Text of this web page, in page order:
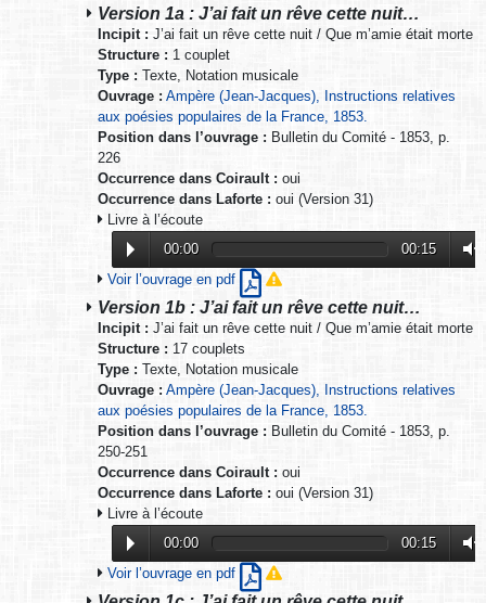
Version 1a : J’ai fait un rêve cette nuit…
Incipit : J’ai fait un rêve cette nuit / Que m’amie était morte
Structure : 1 couplet
Type : Texte, Notation musicale
Ouvrage : Ampère (Jean-Jacques), Instructions relatives
aux poésies populaires de la France, 1853.
Position dans l’ouvrage : Bulletin du Comité - 1853, p.
226
Occurrence dans Coirault : oui
Occurrence dans Laforte : oui (Version 31)
Livre à l’écoute
00:00
00:15
Voir l’ouvrage en pdf
Version 1b : J’ai fait un rêve cette nuit…
Incipit : J’ai fait un rêve cette nuit / Que m’amie était morte
Structure : 17 couplets
Type : Texte, Notation musicale
Ouvrage : Ampère (Jean-Jacques), Instructions relatives
aux poésies populaires de la France, 1853.
Position dans l’ouvrage : Bulletin du Comité - 1853, p.
250-251
Occurrence dans Coirault : oui
Occurrence dans Laforte : oui (Version 31)
Livre à l’écoute
00:00
00:15
Voir l’ouvrage en pdf